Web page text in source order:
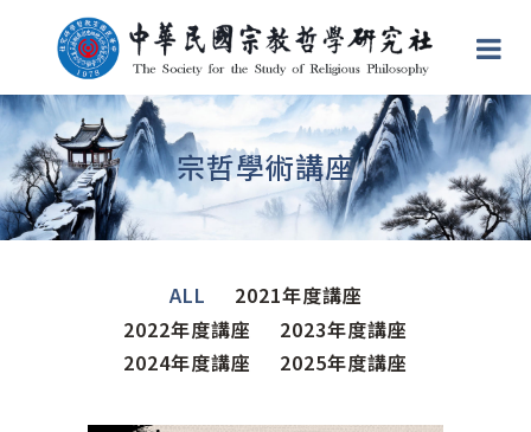
宗哲學術講座
ALL
2021年度講座
2022年度講座
2023年度講座
2024年度講座
2025年度講座